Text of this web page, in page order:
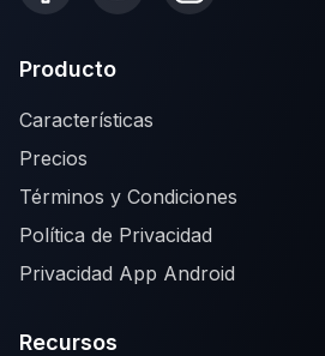
Producto
Características
Precios
Términos y Condiciones
Política de Privacidad
Privacidad App Android
Recursos